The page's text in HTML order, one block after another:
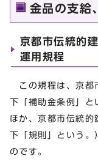
金品の支給
京都市伝統的
運用規程
この規程は、京都
下「補助金条例」と
ほか、京都市伝統的
下「規則」という。
のです。